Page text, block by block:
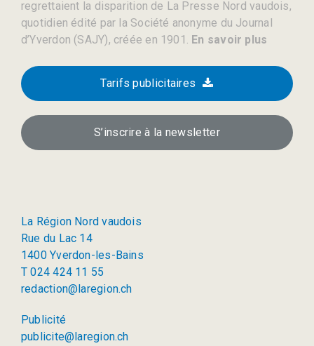
regrettaient la disparition de La Presse Nord vaudois,
quotidien édité par la Société anonyme du Journal
d’Yverdon (SAJY), créée en 1901. En savoir plus
Tarifs publicitaires
S’inscrire à la newsletter
La Région Nord vaudois
Rue du Lac 14
1400 Yverdon-les-Bains
T 024 424 11 55
redaction@laregion.ch
Publicité
publicite@laregion.ch